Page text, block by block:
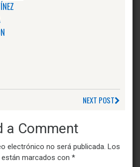
NEXT POST
a Comment
electrónico no será publicada. Los
marcados con *